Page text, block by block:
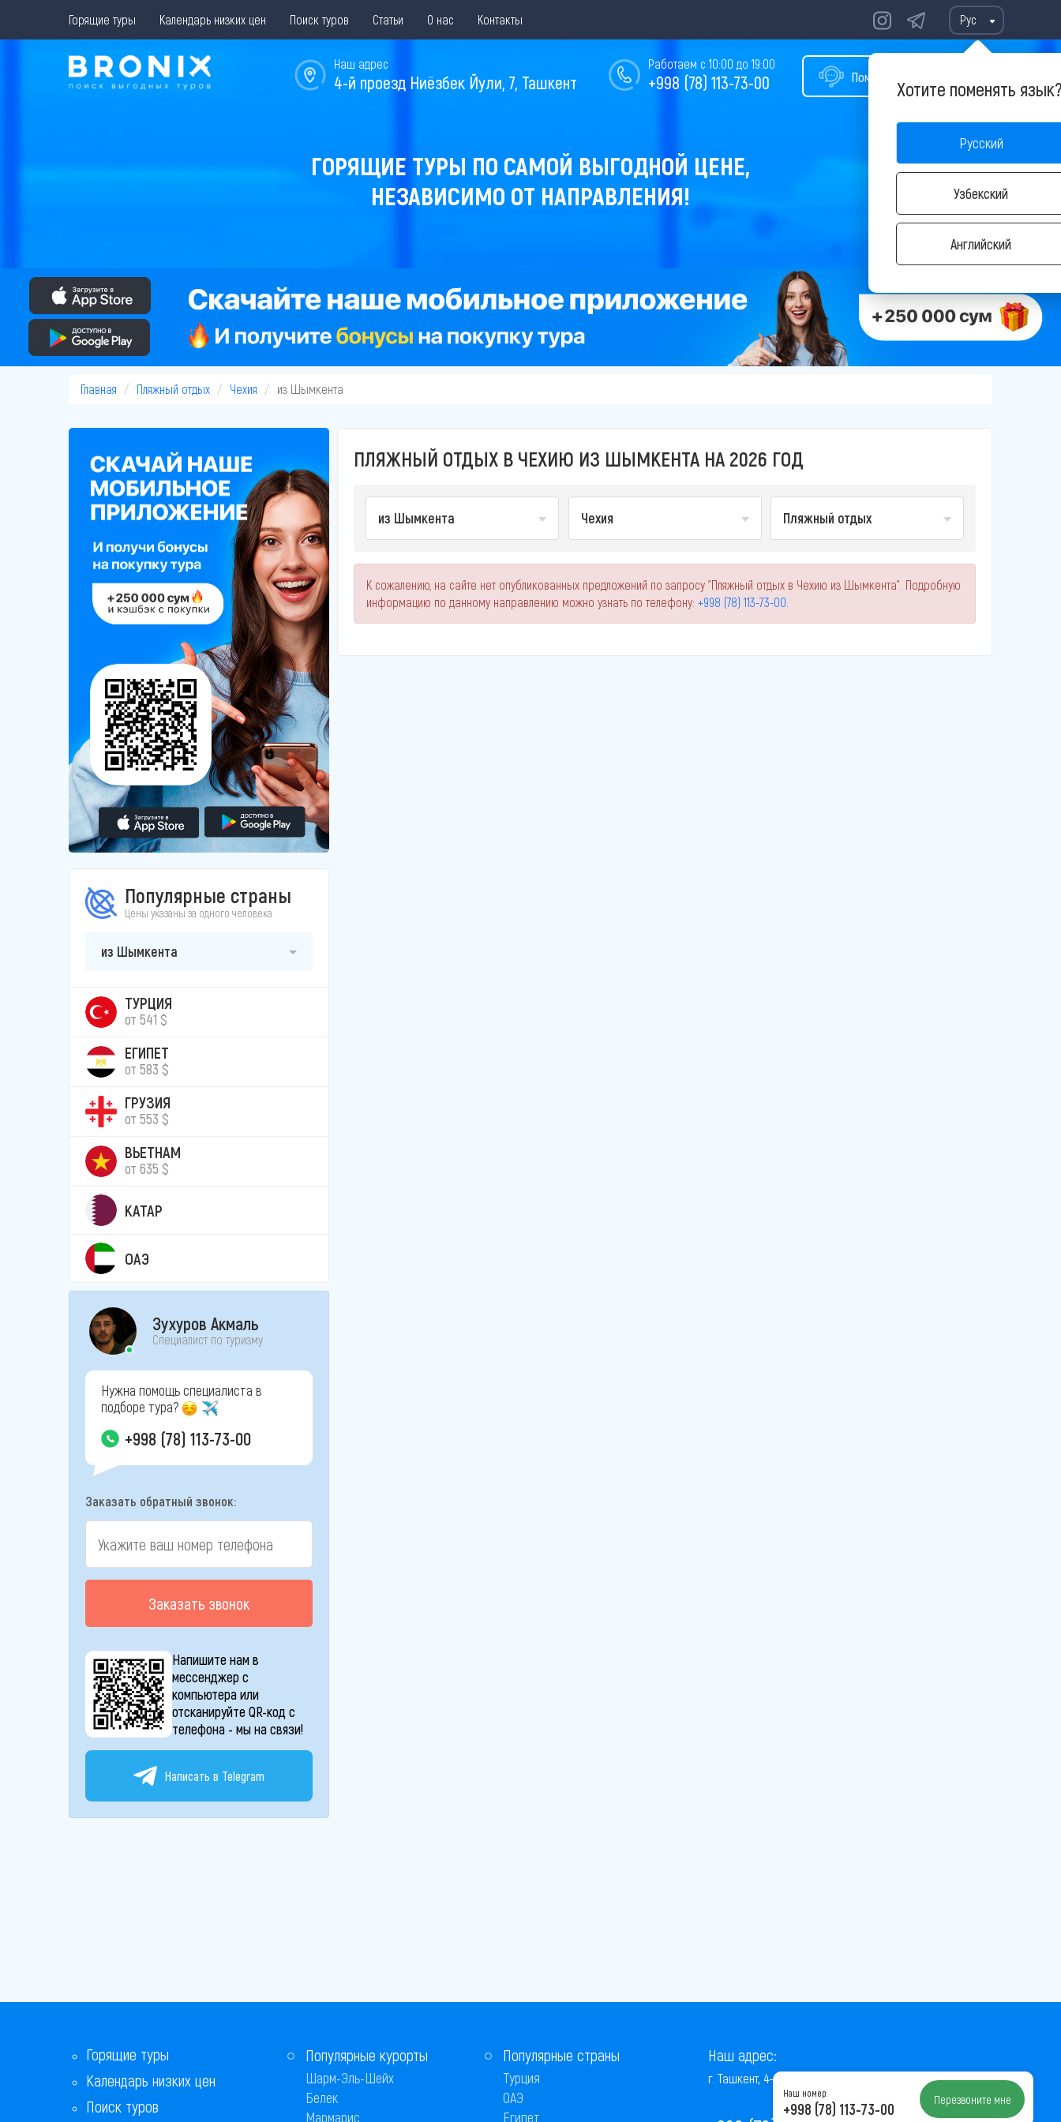
Горящие туры Календарь низких цен Поиск туров Статьи О нас Контакты Рус
Хотите поменять
Русский
Узбекский
Английский
Помощь в подборе тура
Работаем с 10:00 до 19:00
+998 (78) 113-73-00
Наш адрес
4-й проезд Ниёзбек Йули, 7, Ташкент
ГОРЯЩИЕ ТУРЫ ПО САМОЙ ВЫГОДНОЙ ЦЕНЕ,
НЕЗАВИСИМО ОТ НАПРАВЛЕНИЯ!
Главная Пляжный отдых Чехия из Шымкента
Популярные страны
Цены указаны за одного человека
из Шымкента
ТУРЦИЯ
от 541 $
ЕГИПЕТ
от 583 $
ГРУЗИЯ
от 553 $
ВЬЕТНАМ
от 635 $
КАТАР
ОАЭ
Зухуров Акмаль
Специалист по туризму
Нужна помощь специалиста в
подборе тура?
+998 (78) 113-73-00
Заказать обратный звонок:
Заказать звонок
Напишите нам в
мессенджер с
компьютера или
отсканируйте QR-код с
телефона - мы на связи!
Написать в Telegram
ПЛЯЖНЫЙ ОТДЫХ В ЧЕХИЮ ИЗ ШЫМКЕНТА НА 2026 ГОД
из Шымкента Чехия Пляжный отдых
К сожалению, на сайте нет опубликованных предложений по запросу "Пляжный отдых в Чехию из Шымкента". Подробную
информацию по данному направлению можно узнать по телефону: +998 (78) 113-73-00
Горящие туры
Календарь низких цен
Поиск туров
Популярные курорты
Шарм-Эль-Шейх
Белек
Мармарис
Популярные страны
Турция
ОАЭ
Египет
Наш адрес:
г. Ташкент, 4-й проезд Ниёзбек Йули, 7
Наш номер:
+998 (78) 113-73-00 Перезвоните мне